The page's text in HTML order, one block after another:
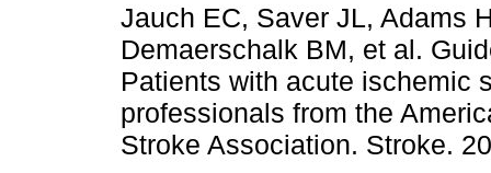
Jauch EC, Saver JL, Adams
Demaerschalk BM, et al.
Patients with acute ischemic
professionals from the
Stroke Association. Stroke.